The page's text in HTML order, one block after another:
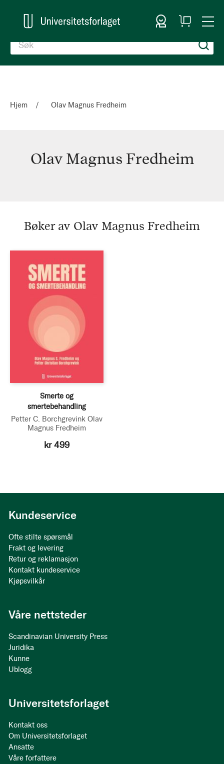
Logg inn
Handlekurv
Hjem Olav Magnus Fredheim
Olav Magnus Fredheim
Fredheim
Bøker av Olav Magnus Fredheim
Smerte og
smertebehandling
Petter C. Borchgrevink Olav
Magnus Fredheim
kr 499
Kundeservice
Ofte stilte spørsmål
Frakt og levering
Retur og reklamasjon
Kontakt kundeservice
Kjøpsvilkår
Våre nettsteder
Scandinavian University Press
Juridika
Kunne
Ublogg
Universitetsforlaget
Kontakt oss
Om Universitetsforlaget
Ansatte
Våre forfattere